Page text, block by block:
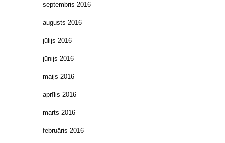
septembris 2016
augusts 2016
jūlijs 2016
jūnijs 2016
maijs 2016
aprīlis 2016
marts 2016
februāris 2016